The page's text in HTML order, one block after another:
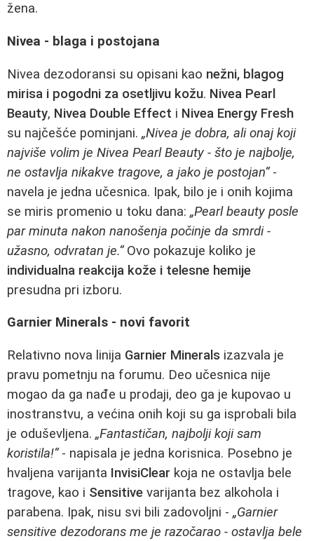
žena.
Nivea - blaga i postojana
Nivea dezodoransi su opisani kao nežni, blagog
mirisa i pogodni za osetljivu kožu. Nivea Pearl
Beauty, Nivea Double Effect i Nivea Energy Fresh
su najčešće pominjani. „Nivea je dobra, ali onaj koji
najviše volim je Nivea Pearl Beauty - što je najbolje,
ne ostavlja nikakve tragove, a jako je postojan“-
navela je jedna učesnica. Ipak, bilo je i onih kojima
se miris promenio u toku dana: „Pearl beauty posle
par minuta nakon nanošenja počinje da smrdi -
užasno, odvratan je.“Ovo pokazuje koliko je
individualna reakcija kože i telesne hemije
presudna pri izboru.
Garnier Minerals - novi favorit
Relativno nova linija Garnier Minerals izazvala je
pravu pometnju na forumu. Deo učesnica nije
mogao da ga nađe u prodaji, deo ga je kupovao u
inostranstvu, a većina onih koji su ga isprobali bila
je oduševljena. „Fantastičan, najbolji koji sam
koristila!“- napisala je jedna korisnica. Posebno je
hvaljena varijanta InvisiClear koja ne ostavlja bele
tragove, kao i Sensitive varijanta bez alkohola i
parabena. Ipak, nisu svi bili zadovoljni - „Garnier
sensitive dezodorans me je razočarao - ostavlja bele